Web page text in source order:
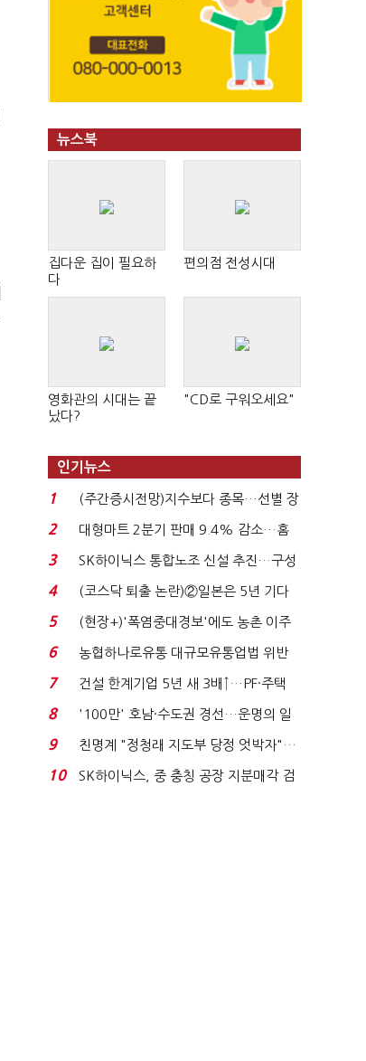
뉴스북
집다운 집이 필요하
다
편의점 전성시대
영화관의 시대는 끝
났다?
"CD로 구워오세요"
인기뉴스
1
(주간증시전망)지수보다 종목…선별 장
세 이어진다...
2
대형마트 2분기 판매 9.4% 감소…홈
플러스 사태 여파...
3
SK하이닉스 통합노조 신설 추진…구성
원 간 성과급 불...
4
(코스닥 퇴출 논란)②일본은 5년 기다
려주는데 우리는 ...
5
(현장+)'폭염중대경보'에도 농촌 이주
노동자는 강행군…'야...
6
농협하나로유통 대규모유통업법 위반
적발…공정위, 과...
7
건설 한계기업 5년 새 3배↑…PF·주택
침체에 재무 ...
8
'100만' 호남·수도권 경선…운명의 일
주일
9
친명계 "정청래 지도부 당정 엇박자"…
친청계 "신천지 오...
10
SK하이닉스, 중 충칭 공장 지분매각 검